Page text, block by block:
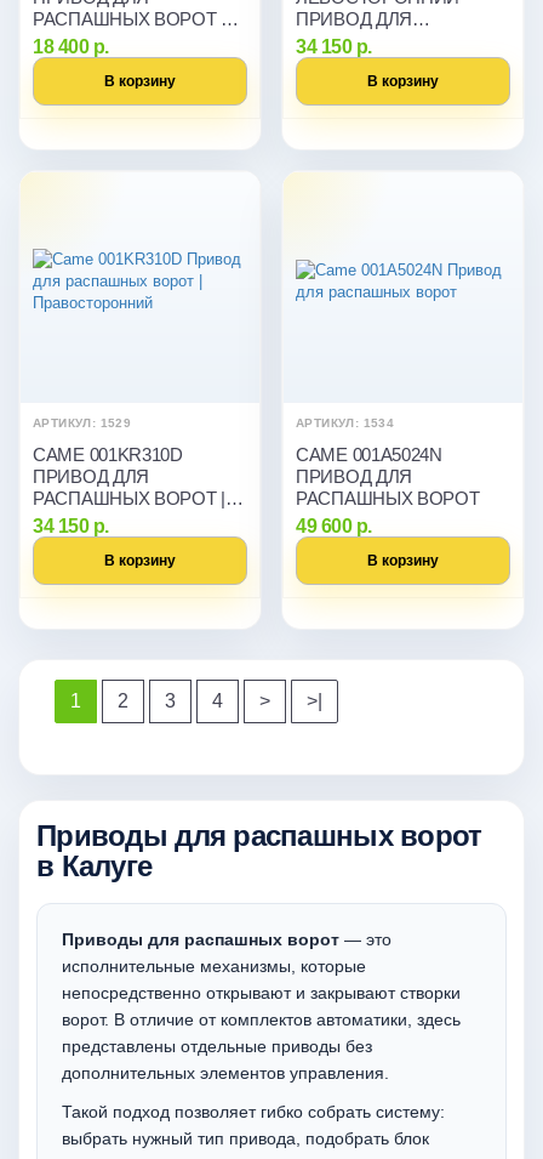
РАСПАШНЫХ ВОРОТ ДО
400 КГ
18 400 р.
В корзину
ПРИВОД ДЛЯ
РАСПАШНЫХ ВОРОТ
34 150 р.
В корзину
АРТИКУЛ: 1529
CAME 001KR310D
ПРИВОД ДЛЯ
РАСПАШНЫХ ВОРОТ |
ПРАВОСТОРОННИЙ
34 150 р.
В корзину
АРТИКУЛ: 1534
CAME 001A5024N
ПРИВОД ДЛЯ
РАСПАШНЫХ ВОРОТ
49 600 р.
В корзину
1 2 3 4 > >|
Приводы для распашных ворот
в Калуге
Приводы для распашных ворот — это
исполнительные механизмы, которые
непосредственно открывают и закрывают створки
ворот. В отличие от комплектов автоматики, здесь
представлены отдельные приводы без
дополнительных элементов управления.
Такой подход позволяет гибко собрать систему:
выбрать нужный тип привода, подобрать блок